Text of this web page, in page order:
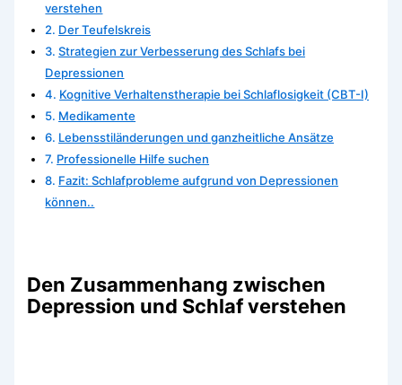
verstehen
Der Teufelskreis
Strategien zur Verbesserung des Schlafs bei
Depressionen
Kognitive Verhaltenstherapie bei Schlaflosigkeit (CBT-I)
Medikamente
Lebensstiländerungen und ganzheitliche Ansätze
Professionelle Hilfe suchen
Fazit: Schlafprobleme aufgrund von Depressionen
können..
Den Zusammenhang zwischen
Depression und Schlaf verstehen